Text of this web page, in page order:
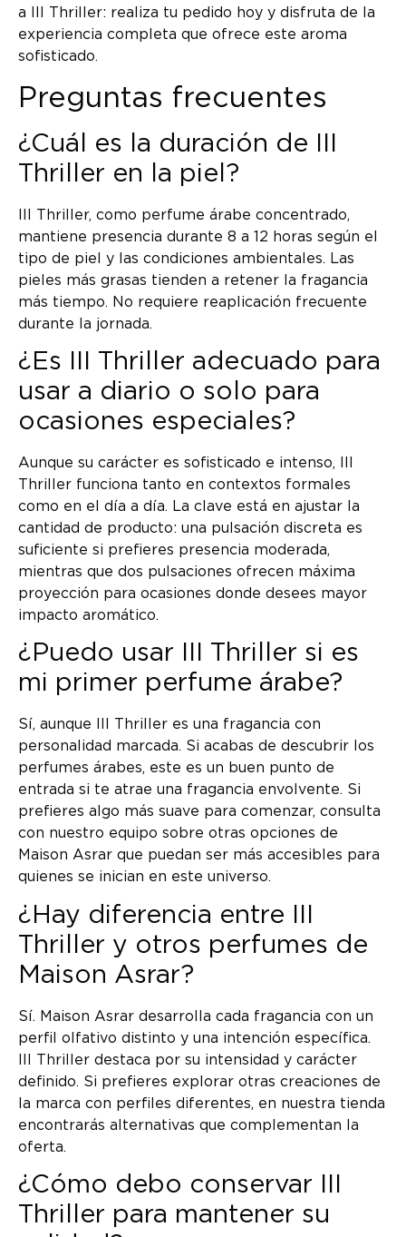
a III Thriller: realiza tu pedido hoy y disfruta de la
experiencia completa que ofrece este aroma
sofisticado.
Preguntas frecuentes
¿Cuál es la duración de III
Thriller en la piel?
III Thriller, como perfume árabe concentrado,
mantiene presencia durante 8 a 12 horas según el
tipo de piel y las condiciones ambientales. Las
pieles más grasas tienden a retener la fragancia
más tiempo. No requiere reaplicación frecuente
durante la jornada.
¿Es III Thriller adecuado para
usar a diario o solo para
ocasiones especiales?
Aunque su carácter es sofisticado e intenso, III
Thriller funciona tanto en contextos formales
como en el día a día. La clave está en ajustar la
cantidad de producto: una pulsación discreta es
suficiente si prefieres presencia moderada,
mientras que dos pulsaciones ofrecen máxima
proyección para ocasiones donde desees mayor
impacto aromático.
¿Puedo usar III Thriller si es
mi primer perfume árabe?
Sí, aunque III Thriller es una fragancia con
personalidad marcada. Si acabas de descubrir los
perfumes árabes, este es un buen punto de
entrada si te atrae una fragancia envolvente. Si
prefieres algo más suave para comenzar, consulta
con nuestro equipo sobre otras opciones de
Maison Asrar que puedan ser más accesibles para
quienes se inician en este universo.
¿Hay diferencia entre III
Thriller y otros perfumes de
Maison Asrar?
Sí. Maison Asrar desarrolla cada fragancia con un
perfil olfativo distinto y una intención específica.
III Thriller destaca por su intensidad y carácter
definido. Si prefieres explorar otras creaciones de
la marca con perfiles diferentes, en nuestra tienda
encontrarás alternativas que complementan la
oferta.
¿Cómo debo conservar III
Thriller para mantener su